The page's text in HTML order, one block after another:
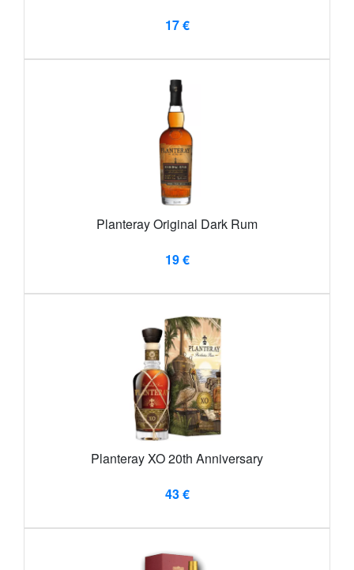
17 €
Planteray Original Dark Rum
19 €
Planteray XO 20th Anniversary
43 €